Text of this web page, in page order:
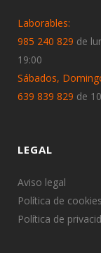
Laborables:
985 240 829 de
19:00
Sábados,
639 839 829 de
LEGAL
Aviso legal
Política de cookies
Política de